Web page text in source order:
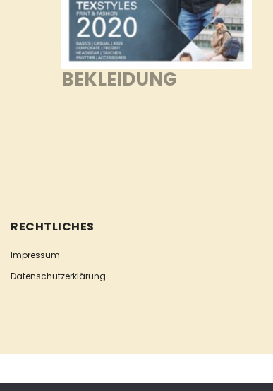
BEKLEIDUNG
RECHTLICHES
Impressum
Datenschutzerklärung